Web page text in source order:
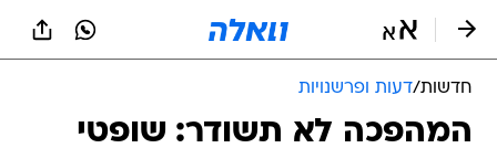
חדשות/דעות ופרשנויות
המהפכה לא תשודר: שופטי